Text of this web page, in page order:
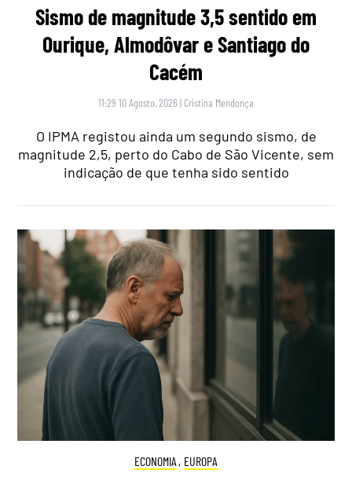
Sismo de magnitude 3,5 sentido em
Ourique, Almodôvar e Santiago do
Cacém
11:29 10 Agosto, 2026 | Cristina Mendonça
O IPMA registou ainda um segundo sismo, de
magnitude 2,5, perto do Cabo de São Vicente, sem
indicação de que tenha sido sentido
ECONOMIA , EUROPA